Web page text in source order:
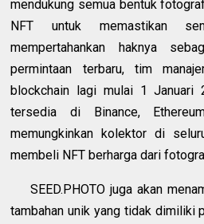
mendukung semua bentuk
NFT untuk memastikan
mempertahankan haknya
permintaan terbaru, tim
blockchain lagi mulai 1 Januari
tersedia di Binance,
memungkinkan kolektor di
membeli NFT berharga dari
SEED.PHOTO juga akan
tambahan unik yang tidak dimiliki